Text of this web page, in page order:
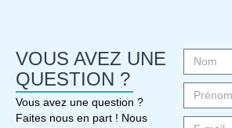
VOUS AVEZ UNE
QUESTION ?
Vous avez une question ?
Faites nous en part ! Nous